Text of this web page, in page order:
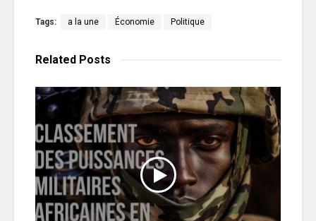
Tags: a la une Économie Politique
Related Posts